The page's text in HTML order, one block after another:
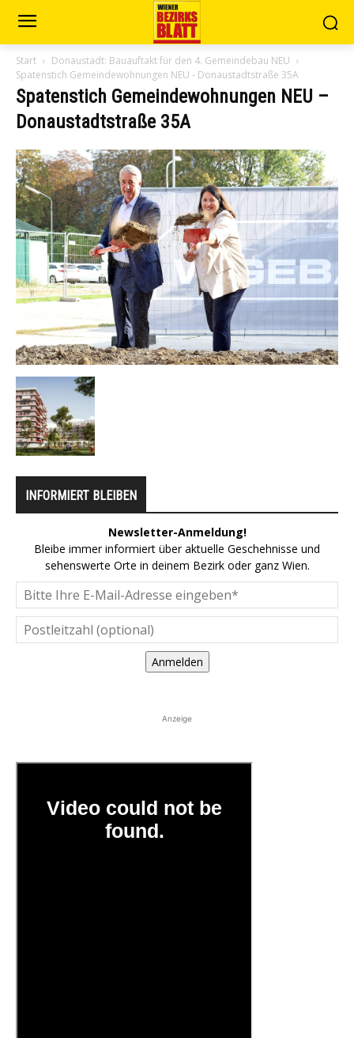
Start
Donaustadt: Bauauftakt für den 4. Gemeindebau NEU
Spatenstich Gemeindewohnungen NEU - Donaustadtstraße 35A
Spatenstich Gemeindewohnungen NEU –
Donaustadtstraße 35A
INFORMIERT BLEIBEN
Newsletter-Anmeldung!
Bleibe immer informiert über aktuelle Geschehnisse und
sehenswerte Orte in deinem Bezirk oder ganz Wien.
Anmelden
Anzeige